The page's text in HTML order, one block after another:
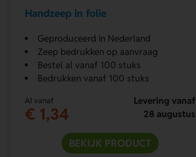
Handzeep in folie
Geproduceerd in Nederland
Zeep bedrukken op aanvraag
Bestel al vanaf 100 stuks
Bedrukken vanaf 100 stuks
Al vanaf
€ 1,34
Levering vanaf
28 augustus
BEKIJK PRODUCT